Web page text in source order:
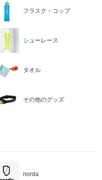
フラスク・コップ
シューレース
タオル
その他のグッズ
norda